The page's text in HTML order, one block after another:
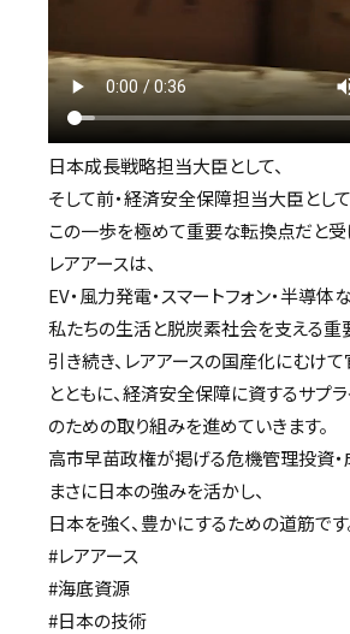
日本成長戦略担当大臣として、
そして前・経済安全保障担当大臣として
この一歩を極めて重要な転換点だと受
レアアースは、
EV・風力発電・スマートフォン・半導体な
私たちの生活と脱炭素社会を支える重
引き続き、レアアースの国産化にむけ
とともに、経済安全保障に資するサプ
のための取り組みを進めていきます。
高市早苗政権が掲げる危機管理投資・
まさに日本の強みを活かし、
日本を強く、豊かにするための道筋です
#レアアース
#海底資源
#日本の技術